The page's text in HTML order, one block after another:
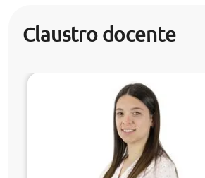
Claustro docente